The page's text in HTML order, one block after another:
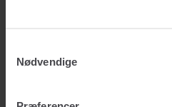
Nødvendige